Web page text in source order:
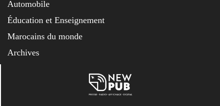
Automobile
Éducation et Enseignement
Marocains du monde
Archives